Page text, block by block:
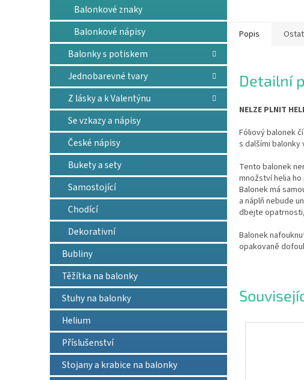
Balonkové znaky
Balonkové nápisy
Balonky s potiskem
Jednobarevné tvary
Z lásky a k Valentýnu
Se vzkazy a nápisy
České nápisy
Bukety a sety
Samostojící
Chodící
Dekorativní
Bubliny
Těžítka na balonky
Stuhy na balonky
Helium
Příslušenství
Stojany a krabice na balonky
Popis
Detailní
NELZE PLNIT
Fóliový balonek
s dalšími balonky
Tento balonek
množství helia
Balonek má
a náplň nebude
dbejte
Balonek
opakovaně